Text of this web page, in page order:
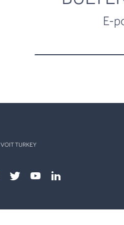
E-
VOIT TURKEY